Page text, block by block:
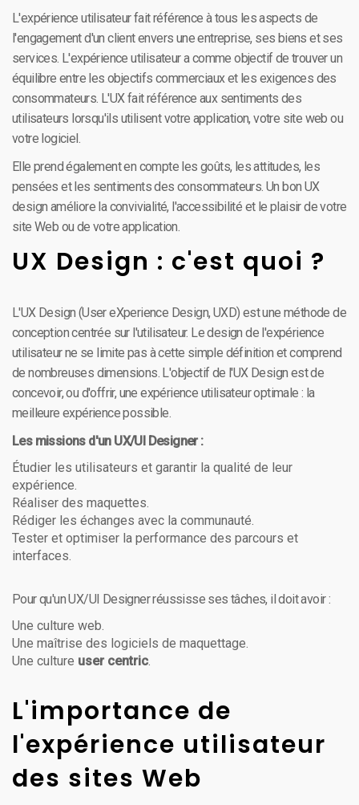
L'expérience utilisateur fait référence à tous les aspects de
l'engagement d'un client envers une entreprise, ses biens et ses
services. L'expérience utilisateur a comme objectif de trouver un
équilibre entre les objectifs commerciaux et les exigences des
consommateurs. L'UX fait référence aux sentiments des
utilisateurs lorsqu'ils utilisent votre application, votre site web ou
votre logiciel.
Elle prend également en compte les goûts, les attitudes, les
pensées et les sentiments des consommateurs. Un bon UX
design améliore la convivialité, l'accessibilité et le plaisir de votre
site Web ou de votre application.
UX Design : c'est quoi ?
L'UX Design (User eXperience Design, UXD) est une méthode de
conception centrée sur l'utilisateur. Le design de l'expérience
utilisateur ne se limite pas à cette simple définition et comprend
de nombreuses dimensions. L'objectif de l'UX Design est de
concevoir, ou d'offrir, une expérience utilisateur optimale : la
meilleure expérience possible.
Les missions d'un UX/UI Designer :
Étudier les utilisateurs et garantir la qualité de leur
expérience.
Réaliser des maquettes.
Rédiger les échanges avec la communauté.
Tester et optimiser la performance des parcours et
interfaces.
Pour qu'un UX/UI Designer réussisse ses tâches, il doit avoir :
Une culture web.
Une maîtrise des logiciels de maquettage.
Une culture user centric.
L'importance de
l'expérience utilisateur
des sites Web